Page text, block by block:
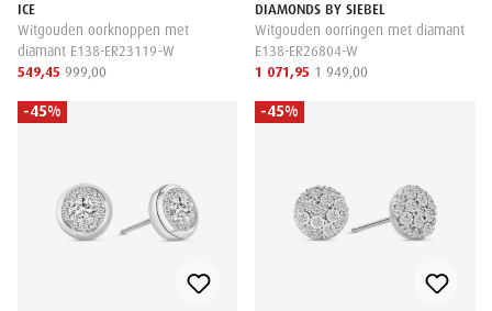
ICE
Witgouden oorknoppen met
diamant E138-ER23119-W
549,45 999,00
DIAMONDS BY SIEBEL
Witgouden oorringen met diamant
E138-ER26804-W
1 071,95 1 949,00
-45% -45%